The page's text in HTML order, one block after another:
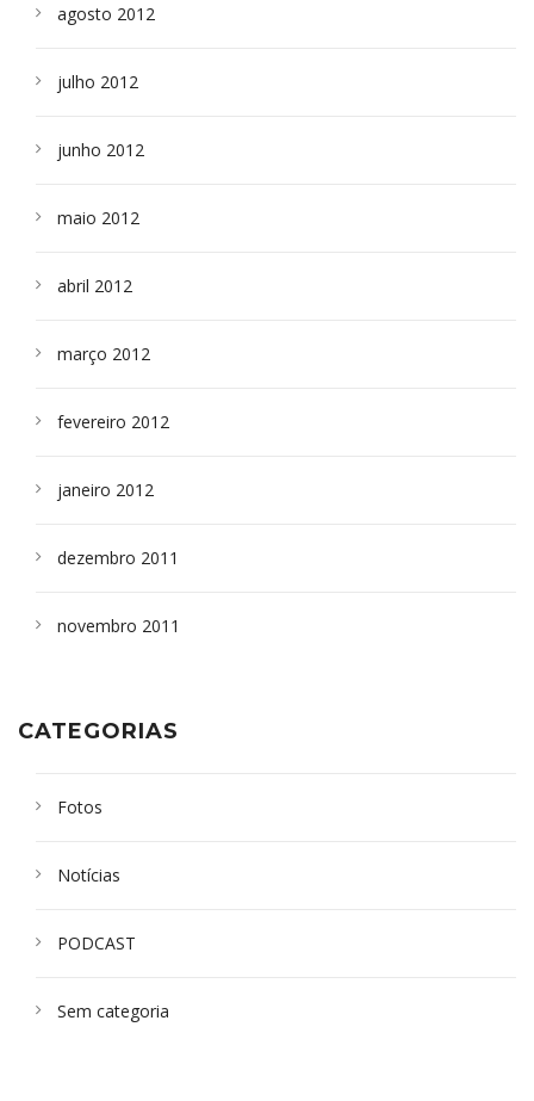
agosto 2012
julho 2012
junho 2012
maio 2012
abril 2012
março 2012
fevereiro 2012
janeiro 2012
dezembro 2011
novembro 2011
CATEGORIAS
Fotos
Notícias
PODCAST
Sem categoria